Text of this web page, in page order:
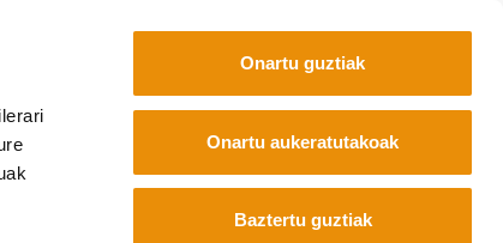
Onartu guztiak
Onartu aukeratutakoak
Baztertu guztiak